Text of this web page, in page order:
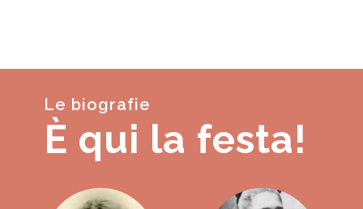
Le biografie
È qui la festa!